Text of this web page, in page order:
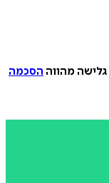
מהווה הסכמה